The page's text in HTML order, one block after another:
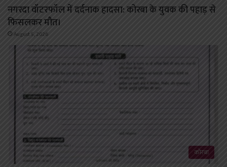
नगरदा वॉटरफॉल में दर्दनाक हादसा: कोरबा के युवक की पहाड़ से
फिसलकर मौत।
August 5, 2026
कोरबा